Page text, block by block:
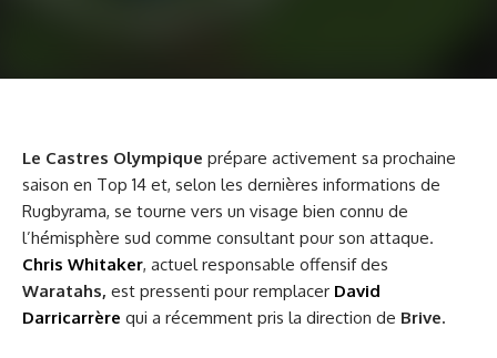
Le Castres Olympique prépare activement sa prochaine
saison en Top 14 et, selon les dernières informations de
Rugbyrama, se tourne vers un visage bien connu de
l’hémisphère sud comme consultant pour son attaque.
Chris Whitaker, actuel responsable offensif des
Waratahs, est pressenti pour remplacer David
Darricarrère qui a récemment pris la direction de Brive.